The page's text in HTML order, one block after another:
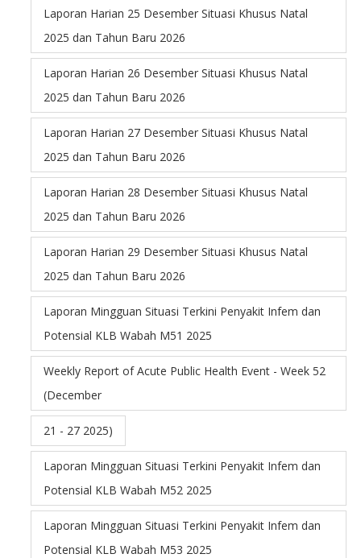
Laporan Harian 25 Desember Situasi Khusus Natal
2025 dan Tahun Baru 2026
Laporan Harian 26 Desember Situasi Khusus Natal
2025 dan Tahun Baru 2026
Laporan Harian 27 Desember Situasi Khusus Natal
2025 dan Tahun Baru 2026
Laporan Harian 28 Desember Situasi Khusus Natal
2025 dan Tahun Baru 2026
Laporan Harian 29 Desember Situasi Khusus Natal
2025 dan Tahun Baru 2026
Laporan Mingguan Situasi Terkini Penyakit Infem dan
Potensial KLB Wabah M51 2025
Weekly Report of Acute Public Health Event - Week 52
(December
21 - 27 2025)
Laporan Mingguan Situasi Terkini Penyakit Infem dan
Potensial KLB Wabah M52 2025
Laporan Mingguan Situasi Terkini Penyakit Infem dan
Potensial KLB Wabah M53 2025